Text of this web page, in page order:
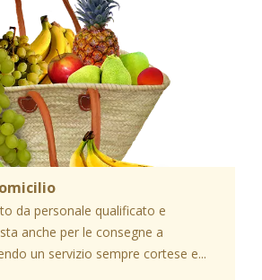
da personale qualificato e
anche per le consegne a
un servizio sempre cortese e...